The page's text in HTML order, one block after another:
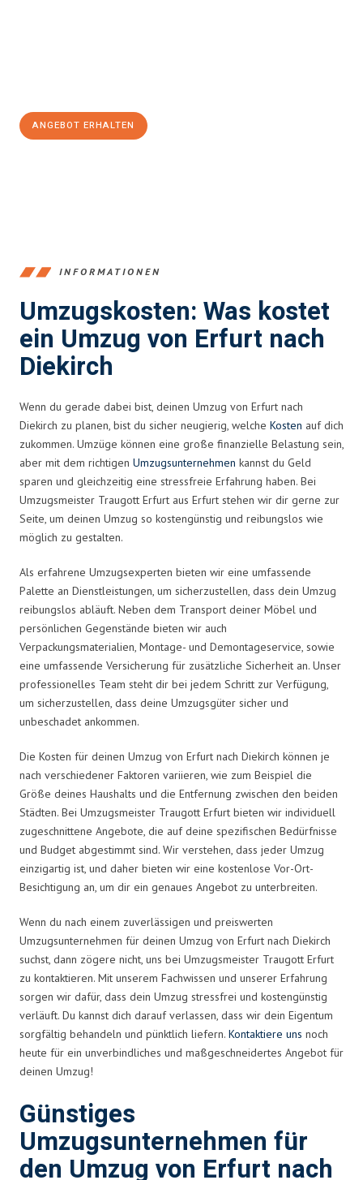
ANGEBOT ERHALTEN
INFORMATIONEN
Umzugskosten: Was kostet
ein Umzug von Erfurt nach
Diekirch
Wenn du gerade dabei bist, deinen Umzug von Erfurt nach
Diekirch zu planen, bist du sicher neugierig, welche Kosten auf dich
zukommen. Umzüge können eine große finanzielle Belastung sein,
aber mit dem richtigen Umzugsunternehmen kannst du Geld
sparen und gleichzeitig eine stressfreie Erfahrung haben. Bei
Umzugsmeister Traugott Erfurt aus Erfurt stehen wir dir gerne zur
Seite, um deinen Umzug so kostengünstig und reibungslos wie
möglich zu gestalten.
Als erfahrene Umzugsexperten bieten wir eine umfassende
Palette an Dienstleistungen, um sicherzustellen, dass dein Umzug
reibungslos abläuft. Neben dem Transport deiner Möbel und
persönlichen Gegenstände bieten wir auch
Verpackungsmaterialien, Montage- und Demontageservice, sowie
eine umfassende Versicherung für zusätzliche Sicherheit an. Unser
professionelles Team steht dir bei jedem Schritt zur Verfügung,
um sicherzustellen, dass deine Umzugsgüter sicher und
unbeschadet ankommen.
Die Kosten für deinen Umzug von Erfurt nach Diekirch können je
nach verschiedener Faktoren variieren, wie zum Beispiel die
Größe deines Haushalts und die Entfernung zwischen den beiden
Städten. Bei Umzugsmeister Traugott Erfurt bieten wir individuell
zugeschnittene Angebote, die auf deine spezifischen Bedürfnisse
und Budget abgestimmt sind. Wir verstehen, dass jeder Umzug
einzigartig ist, und daher bieten wir eine kostenlose Vor-Ort-
Besichtigung an, um dir ein genaues Angebot zu unterbreiten.
Wenn du nach einem zuverlässigen und preiswerten
Umzugsunternehmen für deinen Umzug von Erfurt nach Diekirch
suchst, dann zögere nicht, uns bei Umzugsmeister Traugott Erfurt
zu kontaktieren. Mit unserem Fachwissen und unserer Erfahrung
sorgen wir dafür, dass dein Umzug stressfrei und kostengünstig
verläuft. Du kannst dich darauf verlassen, dass wir dein Eigentum
sorgfältig behandeln und pünktlich liefern. Kontaktiere uns noch
heute für ein unverbindliches und maßgeschneidertes Angebot für
deinen Umzug!
Günstiges
Umzugsunternehmen für
den Umzug von Erfurt nach